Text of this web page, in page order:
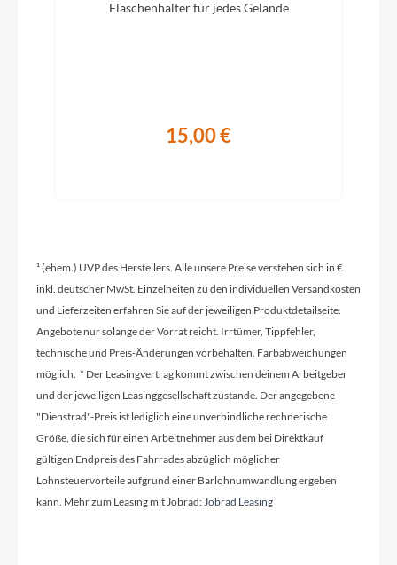
Lapierre by Fastace DR813, 4 Sealed Bearings,
Rahmenmaterial
Kurbelgarnitur
Sram SX Eagle boost 148 Dub 12s 32T 170mm (S)
/ 175mm (M/L/XL)
Kassette
SRAM PG1210 Eagle 11-50T 12 spd
Flaschenhalter für jedes Gelände
15,00 €
¹ (ehem.) UVP des Herstellers. Alle unsere Preise verstehen sich in €
inkl. deutscher MwSt. Einzelheiten zu den individuellen Versandkosten
und Lieferzeiten erfahren Sie auf der jeweiligen Produktdetailseite.
Angebote nur solange der Vorrat reicht. Irrtümer, Tippfehler,
technische und Preis-Änderungen vorbehalten. Farbabweichungen
möglich. * Der Leasingvertrag kommt zwischen deinem Arbeitgeber
und der jeweiligen Leasinggesellschaft zustande. Der angegebene
"Dienstrad"-Preis ist lediglich eine unverbindliche rechnerische
Größe, die sich für einen Arbeitnehmer aus dem bei Direktkauf
gültigen Endpreis des Fahrrades abzüglich möglicher
Lohnsteuervorteile aufgrund einer Barlohnumwandlung ergeben
kann. Mehr zum Leasing mit Jobrad:Jobrad Leasing